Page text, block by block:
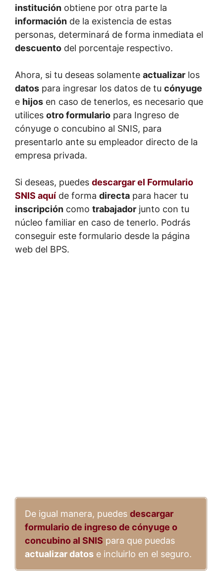
institución obtiene por otra parte la
información de la existencia de estas
personas, determinará de forma inmediata el
descuento del porcentaje respectivo.
Ahora, si tu deseas solamente actualizar los
datos para ingresar los datos de tu cónyuge
e hijos en caso de tenerlos, es necesario que
utilices otro formulario para Ingreso de
cónyuge o concubino al SNIS, para
presentarlo ante su empleador directo de la
empresa privada.
Si deseas, puedes descargar el Formulario
SNIS aquí de forma directa para hacer tu
inscripción como trabajador junto con tu
núcleo familiar en caso de tenerlo. Podrás
conseguir este formulario desde la página
web del BPS.
De igual manera, puedes descargar
formulario de ingreso de cónyuge o
concubino al SNIS para que puedas
actualizar datos e incluirlo en el seguro.